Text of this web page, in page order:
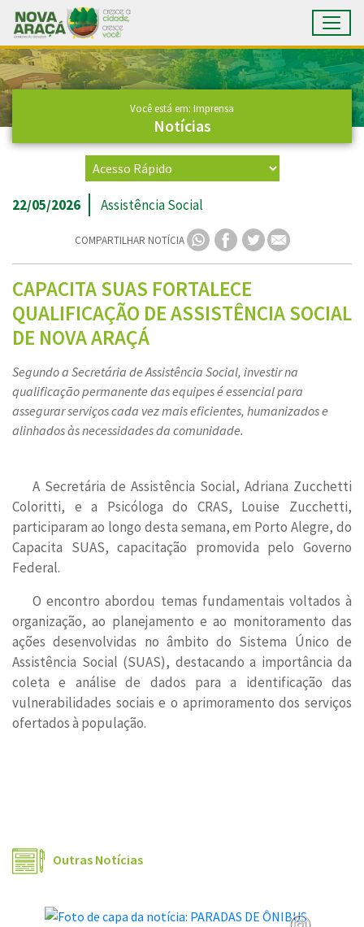
Ir para conteúdo principal
Conteúdo Principal
Você está em: Imprensa
Notícias
22/05/2026 Assistência Social
COMPARTILHAR NOTÍCIA
CAPACITA SUAS FORTALECE
QUALIFICAÇÃO DE ASSISTÊNCIA SOCIAL
DE NOVA ARAÇÁ
Segundo a Secretária de Assistência Social, investir na
qualificação permanente das equipes é essencial para
assegurar serviços cada vez mais eficientes, humanizados e
alinhados às necessidades da comunidade.
A Secretária de Assistência Social, Adriana Zucchetti
Coloritti, e a Psicóloga do CRAS, Louise Zucchetti,
participaram ao longo desta semana, em Porto Alegre, do
Capacita SUAS, capacitação promovida pelo Governo
Federal.
O encontro abordou temas fundamentais voltados à
organização, ao planejamento e ao monitoramento das
ações desenvolvidas no âmbito do Sistema Único de
Assistência Social (SUAS), destacando a importância da
coleta e análise de dados para a identificação das
vulnerabilidades sociais e o aprimoramento dos serviços
ofertados à população.
Outras Notícias